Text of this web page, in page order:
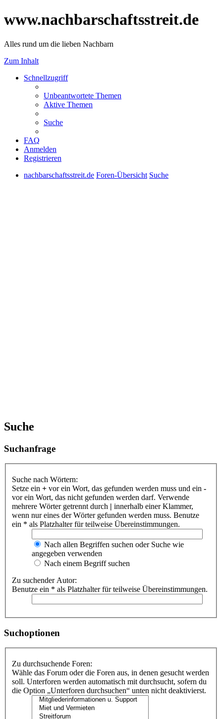
www.nachbarschaftsstreit.de
Alles rund um die lieben Nachbarn
Zum Inhalt
Schnellzugriff
Unbeantwortete Themen
Aktive Themen
Suche
FAQ
Anmelden
Registrieren
nachbarschaftsstreit.de Foren-Übersicht Suche
Suche
Suchanfrage
Suche nach Wörtern:
Setze ein + vor ein Wort, das gefunden werden muss und ein -
vor ein Wort, das nicht gefunden werden darf. Verwende
mehrere Wörter getrennt durch | innerhalb einer Klammer,
wenn nur eines der Wörter gefunden werden muss. Benutze
ein * als Platzhalter für teilweise Übereinstimmungen.
Nach allen Begriffen suchen oder Suche wie
angegeben verwenden
Nach einem Begriff suchen
Zu suchender Autor:
Benutze ein * als Platzhalter für teilweise Übereinstimmungen.
Suchoptionen
Zu durchsuchende Foren:
Wähle das Forum oder die Foren aus, in denen gesucht werden
soll. Unterforen werden automatisch mit durchsucht, sofern du
die Option „Unterforen durchsuchen“ unten nicht deaktivierst.